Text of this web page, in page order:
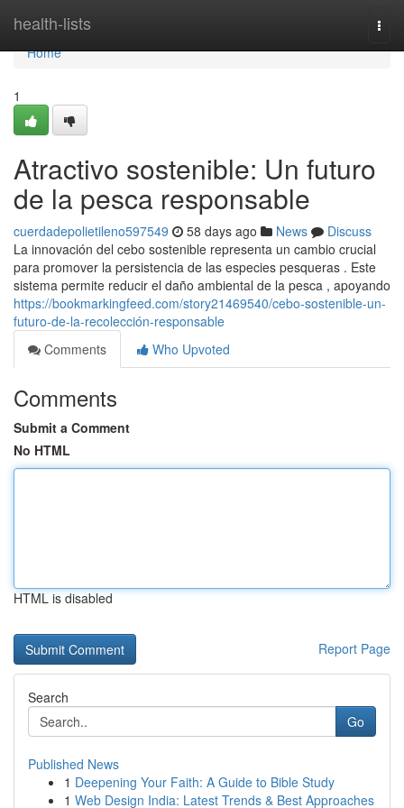
health-lists
Home
Home
1
Atractivo sostenible: Un futuro
de la pesca responsable
cuerdadepolietileno597549 58 days ago News
Discuss
La innovación del cebo sostenible representa un cambio crucial
para promover la persistencia de las especies pesqueras . Este
sistema permite reducir el daño ambiental de la pesca , apoyando
https://bookmarkingfeed.com/story21469540/cebo-sostenible-un-
futuro-de-la-recolección-responsable
Comments
Who Upvoted
Comments
Submit a Comment
No HTML
HTML is disabled
Report Page
Search
Go
Published News
1 Deepening Your Faith: A Guide to Bible Study
1 Web Design India: Latest Trends & Best Approaches